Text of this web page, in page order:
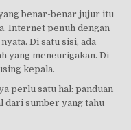
benar-benar jujur itu
Internet penuh dengan
Di satu sisi, ada
yang mencurigakan. Di
kepala.
perlu satu hal: panduan
dari sumber yang tahu